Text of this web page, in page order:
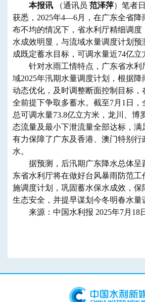
本报讯 （通讯员 范泽萍）笔者
获悉，2025年4—6月，在广东全省降
布不均的情况下，省水利厅精细调度
水成效明显，与流域水量调度计划预
成既定蓄水目标，可调水量近74亿立
针对水雨工情特点，广东省水利
域2025年汛期水量调度计划，根据降
动态优化，及时调整断面控制目标，
全前提下争取多蓄水。截至7月1日
总可调水量73.8亿立方米，龙川、博
态流量及最小下泄流量全部达标，满
有力保障了广东及香港、澳门特别行
水。
据预测，后汛期广东降水总体呈
东省水利厅将在做好台风暴雨防范工
施调度计划，巩固蓄水保水成效，保
生态安全，并提早谋划今冬明春水量
来源：中国水利报 2025年7月18